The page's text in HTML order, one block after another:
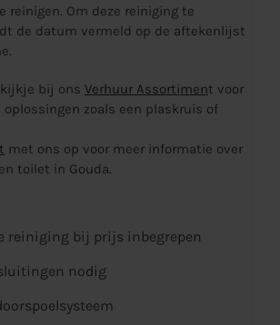
reinigen. Om deze reiniging te
de datum vermeld op de aftekenlijst
kijkje bij ons Verhuur Assortiment voor
zoals een plaskruis of
met ons op voor meer informatie over
toilet in Gouda.
reiniging bij prijs inbegrepen
nodig